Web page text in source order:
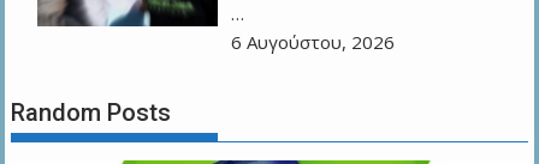
…
6 Αυγούστου, 2026
Random Posts